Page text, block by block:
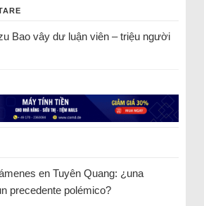
Bao vây dư luận viên – triệu người
en Tuyên Quang: ¿una
precedente polémico?